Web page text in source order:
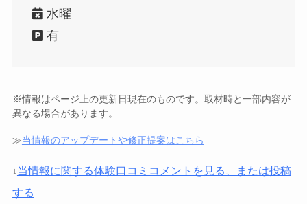
水曜
有
※情報はページ上の更新日現在のものです。取材時と一部内容が
異なる場合があります。
≫当情報のアップデートや修正提案はこちら
↓当情報に関する体験口コミコメントを見る、または投稿
する